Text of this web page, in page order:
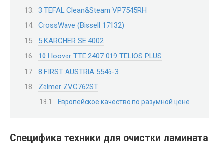
3 TEFAL Clean&Steam VP7545RH
CrossWave (Bissell 17132)
5 KARCHER SE 4002
10 Hoover TTE 2407 019 TELIOS PLUS
8 FIRST AUSTRIA 5546-3
Zelmer ZVC762ST
Европейское качество по разумной цене
Специфика техники для очистки ламината